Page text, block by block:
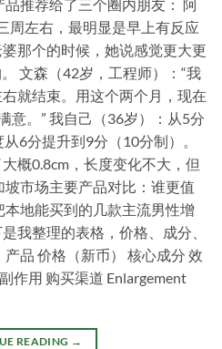
推荐给了三个圈内朋友： 阿
周左右，最明显是早上有反应
那个的时候，她说感觉更大更
文森（42岁，工程师）：“我
就结束。用这个两个月，现在
意。” 我自己（36岁）：从5分
6分提升到9分（10分制）。
概0.8cm，长度变化不大，但
市场主要产品对比：谁更值
地能买到的几款主流男性增
我整理的表格，价格、成分、
品 价格（新币） 核心成分 效
作用 购买渠道 Enlargement
READING →